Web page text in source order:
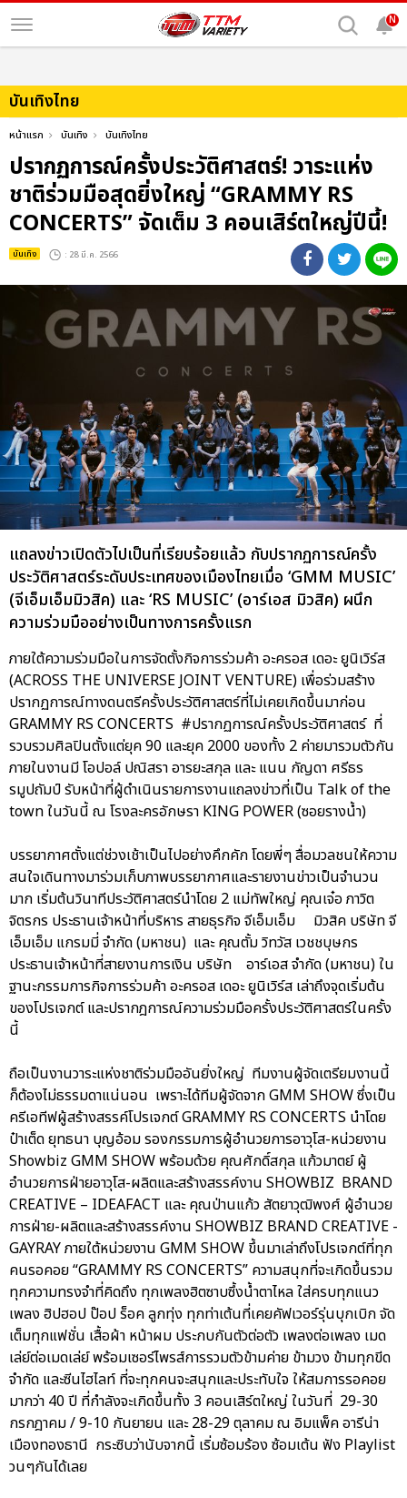
N
บันเทิงไทย
หน้าแรก บันเทิง บันเทิงไทย
ปรากฏการณ์ครั้งประวัติศาสตร์! วาระแห่ง
ชาติร่วมมือสุดยิ่งใหญ่ “GRAMMY RS
CONCERTS” จัดเต็ม 3 คอนเสิร์ตใหญ่ปีนี้!
บันเทิง : 28 มี.ค. 2566
แถลงข่าวเปิดตัวไปเป็นที่เรียบร้อยแล้ว กับปรากฏการณ์ครั้ง
ประวัติศาสตร์ระดับประเทศของเมืองไทยเมื่อ ‘GMM MUSIC’
(จีเอ็มเอ็มมิวสิค) และ ‘RS MUSIC’ (อาร์เอส มิวสิค) ผนึก
ความร่วมมืออย่างเป็นทางการครั้งแรก
ภายใต้ความร่วมมือในการจัดตั้งกิจการร่วมค้า อะครอส เดอะ ยูนิเวิร์ส
(ACROSS THE UNIVERSE JOINT VENTURE) เพื่อร่วมสร้าง
ปรากฏการณ์ทางดนตรีครั้งประวัติศาสตร์ที่ไม่เคยเกิดขึ้นมาก่อน
GRAMMY RS CONCERTS #ปรากฏการณ์ครั้งประวัติศาสตร์ ที่
รวบรวมศิลปินตั้งแต่ยุค 90 และยุค 2000 ของทั้ง 2 ค่ายมารวมตัวกัน
ภายในงานมี โอปอล์ ปณิสรา อารยะสกุล และ แนน กัญดา ศรีธร
รมูปถัมป์ รับหน้าที่ผู้ดำเนินรายการงานแถลงข่าวที่เป็น Talk of the
town ในวันนี้ ณ โรงละครอักษรา KING POWER (ซอยรางน้ำ)
บรรยากาศตั้งแต่ช่วงเช้าเป็นไปอย่างคึกคัก โดยพี่ๆ สื่อมวลชนให้ความ
สนใจเดินทางมาร่วมเก็บภาพบรรยากาศและรายงานข่าวเป็นจำนวน
มาก เริ่มต้นวินาทีประวัติศาสตร์นำโดย 2 แม่ทัพใหญ่ คุณเจ๋อ ภาวิต
จิตรกร ประธานเจ้าหน้าที่บริหาร สายธุรกิจ จีเอ็มเอ็ม มิวสิค บริษัท จี
เอ็มเอ็ม แกรมมี่ จำกัด (มหาชน) และ คุณตั้ม วิทวัส เวชชบุษกร
ประธานเจ้าหน้าที่สายงานการเงิน บริษัท อาร์เอส จำกัด (มหาชน) ใน
ฐานะกรรมการกิจการร่วมค้า อะครอส เดอะ ยูนิเวิร์ส เล่าถึงจุดเริ่มต้น
ของโปรเจกต์ และปรากฎการณ์ความร่วมมือครั้งประวัติศาสตร์ในครั้ง
นี้
ถือเป็นงานวาระแห่งชาติร่วมมืออันยิ่งใหญ่ ทีมงานผู้จัดเตรียมงานนี้
ก็ต้องไม่ธรรมดาแน่นอน เพราะได้ทีมผู้จัดจาก GMM SHOW ซึ่งเป็น
ครีเอทีฟผู้สร้างสรรค์โปรเจกต์ GRAMMY RS CONCERTS นำโดย
ป๋าเต็ด ยุทธนา บุญอ้อม รองกรรมการผู้อำนวยการอาวุโส-หน่วยงาน
Showbiz GMM SHOW พร้อมด้วย คุณศักดิ์สกุล แก้วมาตย์ ผู้
อำนวยการฝ่ายอาวุโส-ผลิตและสร้างสรรค์งาน SHOWBIZ BRAND
CREATIVE – IDEAFACT และ คุณป่านแก้ว สัตยาวุฒิพงศ์ ผู้อำนวย
การฝ่าย-ผลิตและสร้างสรรค์งาน SHOWBIZ BRAND CREATIVE -
GAYRAY ภายใต้หน่วยงาน GMM SHOW ขึ้นมาเล่าถึงโปรเจกต์ที่ทุก
คนรอคอย “GRAMMY RS CONCERTS” ความสนุกที่จะเกิดขึ้นรวม
ทุกความทรงจำที่คิดถึง ทุกเพลงฮิตซาบซึ้งน้ำตาไหล ใส่ครบทุกแนว
เพลง ฮิปฮอป ป๊อป ร็อค ลูกทุ่ง ทุกท่าเต้นที่เคยคัฟเวอร์รุ่นบุกเบิก จัด
เต็มทุกแฟชั่น เสื้อผ้า หน้าผม ประกบกันตัวต่อตัว เพลงต่อเพลง เมด
เล่ย์ต่อเมดเล่ย์ พร้อมเซอร์ไพรส์การรวมตัวข้ามค่าย ข้ามวง ข้ามทุกขีด
จำกัด และซีนไฮไลท์ ที่จะทุกคนจะสนุกและประทับใจ ให้สมการรอคอย
มากว่า 40 ปี ที่กำลังจะเกิดขึ้นทั้ง 3 คอนเสิร์ตใหญ่ ในวันที่ 29-30
กรกฎาคม / 9-10 กันยายน และ 28-29 ตุลาคม ณ อิมแพ็ค อารีน่า
เมืองทองธานี กระซิบว่านับจากนี้ เริ่มซ้อมร้อง ซ้อมเต้น ฟัง Playlist
วนๆกันได้เลย